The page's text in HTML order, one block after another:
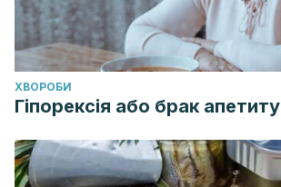
ХВОРОБИ
Гіпорексія або брак апетиту